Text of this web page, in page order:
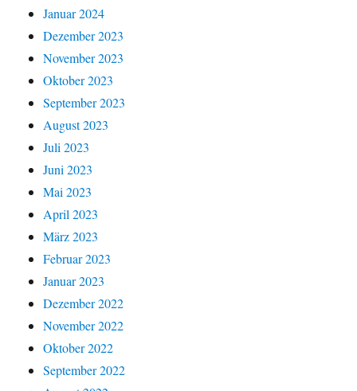
Januar 2024
Dezember 2023
November 2023
Oktober 2023
September 2023
August 2023
Juli 2023
Juni 2023
Mai 2023
April 2023
März 2023
Februar 2023
Januar 2023
Dezember 2022
November 2022
Oktober 2022
September 2022